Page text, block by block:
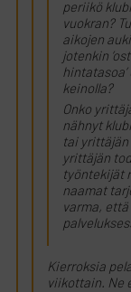
periikö
vuokran?
aikojen
jotenkin
keinolla?
Onko
nähnyt
tai yrittäjän
yrittäjän
työntekijät
naamat
varma,
Kierroksia
viikottain. Ne